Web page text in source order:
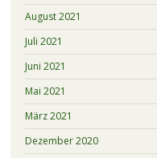
August 2021
Juli 2021
Juni 2021
Mai 2021
März 2021
Dezember 2020